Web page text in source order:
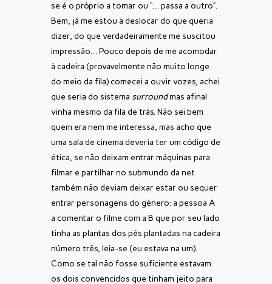
se é o próprio a tomar ou “… passa a outro”.
Bem, já me estou a deslocar do que queria
dizer, do que verdadeiramente me suscitou
impressão… Pouco depois de me acomodar
à cadeira (provavelmente não muito longe
do meio da fila) comecei a ouvir vozes, achei
que seria do sistema surroundmas afinal
vinha mesmo da fila de trás. Não sei bem
quem era nem me interessa, mas acho que
uma sala de cinema deveria ter um código de
ética, se não deixam entrar máquinas para
filmar e partilhar no submundo da net
também não deviam deixar estar ou sequer
entrar personagens do género: a pessoa A
a comentar o filme com a B que por seu lado
tinha as plantas dos pés plantadas na cadeira
número três, leia-se (eu estava na um).
Como se tal não fosse suficiente estavam
os dois convencidos que tinham jeito para